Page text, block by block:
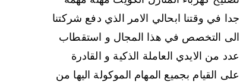
جدا في وقتنا ابحالي الامر الذي دفع شركتنا
الى التخصص في هذا المجال و استقطاب
عدد من الايدي العاملة الذكية و القادرة
على القيام بجميع المهام الموكولة اليها من